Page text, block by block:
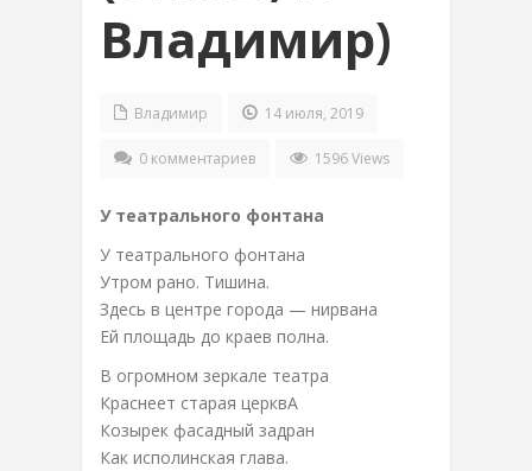
Владимир)
Владимир 14 июля, 2019
0 комментариев 1596 Views
У театрального фонтана
У театрального фонтана
Утром рано. Тишина.
Здесь в центре города — нирвана
Ей площадь до краев полна.
В огромном зеркале театра
Краснеет старая церквА
Козырек фасадный задран
Как исполинская глава.